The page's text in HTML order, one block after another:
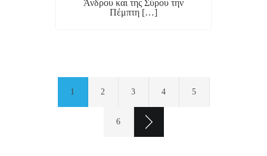
Άνδρου και της Σύρου την
Πέμπτη […]
1 2 3 4 5
6